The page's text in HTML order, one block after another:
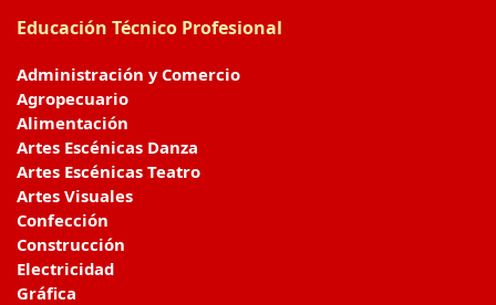
Educación Técnico Profesional
Administración y Comercio
Agropecuario
Alimentación
Artes Escénicas Danza
Artes Escénicas Teatro
Artes Visuales
Confección
Construcción
Electricidad
Gráfica